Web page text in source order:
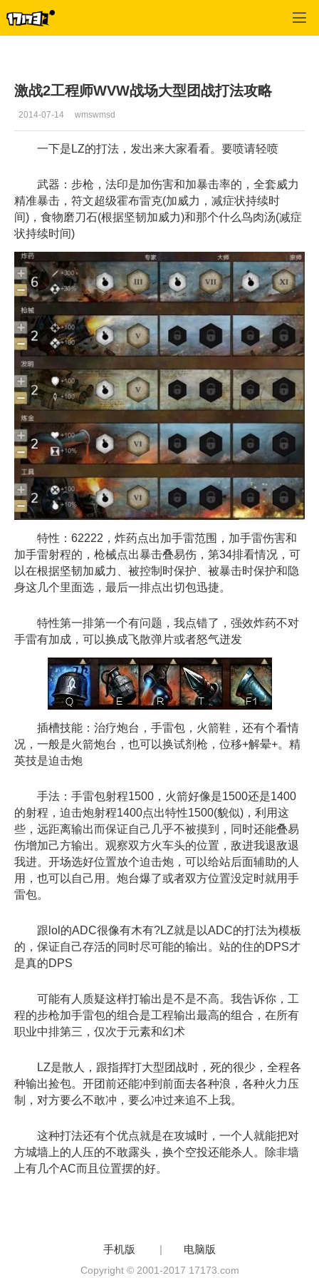
激战2工程师WVW战场大型团战打法攻略
2014-07-14 wmswmsd
一下是LZ的打法，发出来大家看看。要喷请轻喷
武器：步枪，法印是加伤害和加暴击率的，全套威力
精准暴击，符文超级霍布雷克(加威力，减症状持续时
间)，食物磨刀石(根据坚韧加威力)和那个什么鸟肉汤(减症
状持续时间)
特性：62222，炸药点出加手雷范围，加手雷伤害和
加手雷射程的，枪械点出暴击叠易伤，第34排看情况，可
以在根据坚韧加威力、被控制时保护、被暴击时保护和隐
身这几个里面选，最后一排点出切包迅捷。
特性第一排第一个有问题，我点错了，强效炸药不对
手雷有加成，可以换成飞散弹片或者怒气迸发
插槽技能：治疗炮台，手雷包，火箭鞋，还有个看情
况，一般是火箭炮台，也可以换试剂枪，位移+解晕+。精
英技是迫击炮
手法：手雷包射程1500，火箭好像是1500还是1400
的射程，迫击炮射程1400点出特性1500(貌似)，利用这
些，远距离输出而保证自己几乎不被摸到，同时还能叠易
伤增加己方输出。观察双方火车头的位置，敌进我退敌退
我进。开场选好位置放个迫击炮，可以给站后面辅助的人
用，也可以自己用。炮台爆了或者双方位置没定时就用手
雷包。
跟lol的ADC很像有木有?LZ就是以ADC的打法为模板
的，保证自己存活的同时尽可能的输出。站的住的DPS才
是真的DPS
可能有人质疑这样打输出是不是不高。我告诉你，工
程的步枪加手雷包的组合是工程输出最高的组合，在所有
职业中排第三，仅次于元素和幻术
LZ是散人，跟指挥打大型团战时，死的很少，全程各
种输出捡包。开团前还能冲到前面去各种浪，各种火力压
制，对方要么不敢冲，要么冲过来追不上我。
这种打法还有个优点就是在攻城时，一个人就能把对
方城墙上的人压的不敢露头，换个空投还能杀人。除非墙
上有几个AC而且位置摆的好。
手机版 | 电脑版
Copyright © 2001-2017 17173.com